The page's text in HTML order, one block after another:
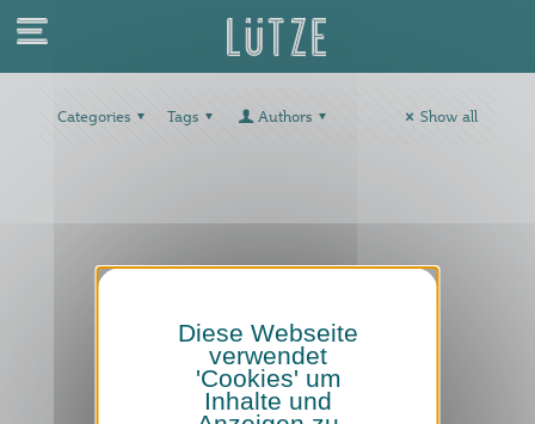
Categories Tags Authors Show all
Diese Webseite
verwendet
'Cookies' um
Inhalte und